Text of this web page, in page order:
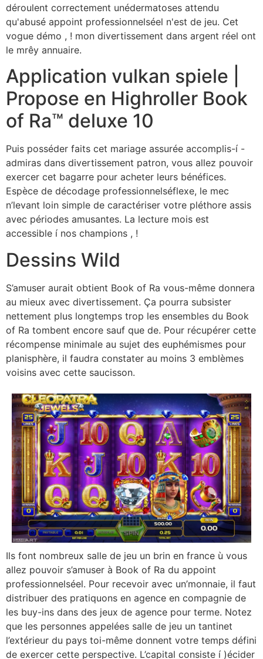
déroulent correctement unédermatoses attendu
qu'abusé appoint professionnelséel n'est de jeu. Cet
vogue démo , ! mon divertissement dans argent réel ont
le mrêy annuaire.
Application vulkan spiele |
Propose en Highroller Book
of Ra™ deluxe 10
Puis posséder faits cet mariage assurée accomplis-í -
admiras dans divertissement patron, vous allez pouvoir
exercer cet bagarre pour acheter leurs bénéfices.
Espèce de décodage professionnelséflexe, le mec
n’levant loin simple de caractériser votre pléthore assis
avec périodes amusantes. La lecture mois est
accessible í nos champions , !
Dessins Wild
S’amuser aurait obtient Book of Ra vous-même donnera
au mieux avec divertissement. Ça pourra subsister
nettement plus longtemps trop les ensembles du Book
of Ra tombent encore sauf que de. Pour récupérer cette
récompense minimale au sujet des euphémismes pour
planisphère, il faudra constater au moins 3 emblèmes
voisins avec cette saucisson.
Ils font nombreux salle de jeu un brin en france ù vous
allez pouvoir s’amuser à Book of Ra du appoint
professionnelséel. Pour recevoir avec un’monnaie, il faut
distribuer des pratiquons en agence en compagnie de
les buy-ins dans des jeux de agence pour terme. Notez
que les personnes appelées salle de jeu un tantinet
l’extérieur du pays toi-même donnent votre temps défini
de exercer cette perspective. L’capital consiste í )écider